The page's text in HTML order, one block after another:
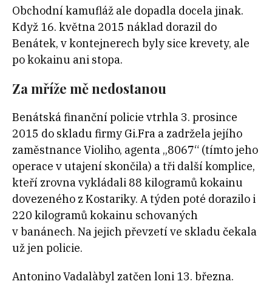
Obchodní kamufláž ale dopadla docela jinak.
Když 16. května 2015 náklad dorazil do
Benátek, v kontejnerech byly sice krevety, ale
po kokainu ani stopa.
Za mříže mě nedostanou
Benátská finanční policie vtrhla 3. prosince
2015 do skladu firmy Gi.Fra a zadržela jejího
zaměstnance Violiho, agenta „8067“ (tímto jeho
operace v utajení skončila) a tři další komplice,
kteří zrovna vykládali 88 kilogramů kokainu
dovezeného z Kostariky. A týden poté dorazilo i
220 kilogramů kokainu schovaných
v banánech. Na jejich převzetí ve skladu čekala
už jen policie.
Antonino Vadalàbyl zatčen loni 13. března.